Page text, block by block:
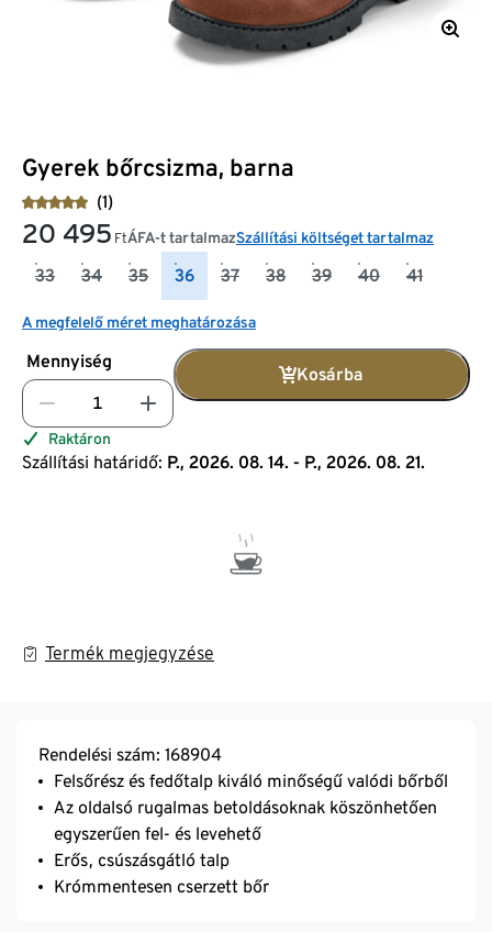
Gyerek bőrcsizma, barna
(1)
20 495 FtÁFA-t tartalmazSzállítási költséget tartalmaz
33 34 35 36 37 38 39 40 41
A megfelelő méret meghatározása
Mennyiség
Kosárba
Raktáron
Szállítási határidő: P., 2026. 08. 14. - P., 2026. 08. 21.
Termék megjegyzése
Rendelési szám: 168904
Felsőrész és fedőtalp kiváló minőségű valódi bőrből
Az oldalsó rugalmas betoldásoknak köszönhetően
egyszerűen fel- és levehető
Erős, csúszásgátló talp
Krómmentesen cserzett bőr